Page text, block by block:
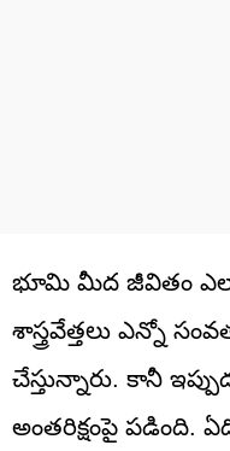
భూమి మీద జీవితం
శాస్త్రవేత్తలు ఎన్నో
చేస్తున్నారు. కానీ
అంతరిక్షంపై పడింది.